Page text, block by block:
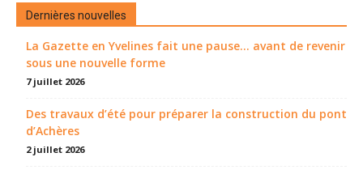
Dernières nouvelles
La Gazette en Yvelines fait une pause... avant de revenir
sous une nouvelle forme
7 juillet 2026
Des travaux d’été pour préparer la construction du pont
d’Achères
2 juillet 2026